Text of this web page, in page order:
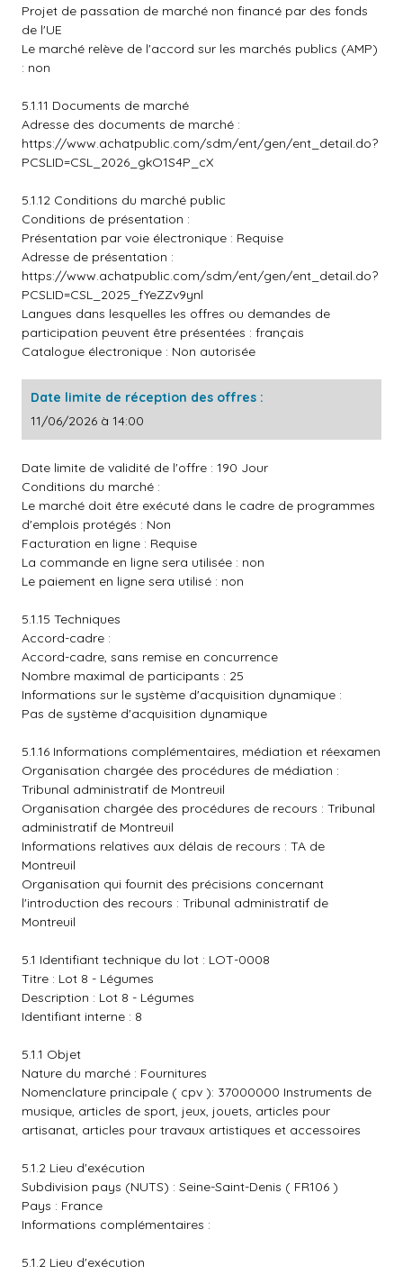
Projet de passation de marché non financé par des fonds
de l'UE
Le marché relève de l'accord sur les marchés publics (AMP)
: non
5.1.11 Documents de marché
Adresse des documents de marché :
https://www.achatpublic.com/sdm/ent/gen/ent_detail.do?
PCSLID=CSL_2026_gkO1S4P_cX
5.1.12 Conditions du marché public
Conditions de présentation :
Présentation par voie électronique : Requise
Adresse de présentation :
https://www.achatpublic.com/sdm/ent/gen/ent_detail.do?
PCSLID=CSL_2025_fYeZZv9ynl
Langues dans lesquelles les offres ou demandes de
participation peuvent être présentées : français
Catalogue électronique : Non autorisée
Date limite de réception des offres :
11/06/2026 à 14:00
Date limite de validité de l'offre : 190 Jour
Conditions du marché :
Le marché doit être exécuté dans le cadre de programmes
d'emplois protégés : Non
Facturation en ligne : Requise
La commande en ligne sera utilisée : non
Le paiement en ligne sera utilisé : non
5.1.15 Techniques
Accord-cadre :
Accord-cadre, sans remise en concurrence
Nombre maximal de participants : 25
Informations sur le système d'acquisition dynamique :
Pas de système d'acquisition dynamique
5.1.16 Informations complémentaires, médiation et réexamen
Organisation chargée des procédures de médiation :
Tribunal administratif de Montreuil
Organisation chargée des procédures de recours : Tribunal
administratif de Montreuil
Informations relatives aux délais de recours : TA de
Montreuil
Organisation qui fournit des précisions concernant
l'introduction des recours : Tribunal administratif de
Montreuil
5.1 Identifiant technique du lot : LOT-0008
Titre : Lot 8 - Légumes
Description : Lot 8 - Légumes
Identifiant interne : 8
5.1.1 Objet
Nature du marché : Fournitures
Nomenclature principale ( cpv ): 37000000 Instruments de
musique, articles de sport, jeux, jouets, articles pour
artisanat, articles pour travaux artistiques et accessoires
5.1.2 Lieu d'exécution
Subdivision pays (NUTS) : Seine-Saint-Denis ( FR106 )
Pays : France
Informations complémentaires :
5.1.2 Lieu d'exécution